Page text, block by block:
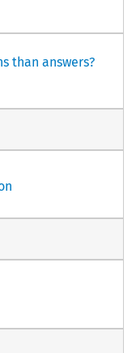
than answers?